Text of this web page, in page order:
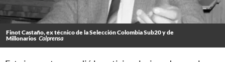
Finot Castaño, ex técnico de la Selección Colombia Sub20 y de
Millonarios Colprensa